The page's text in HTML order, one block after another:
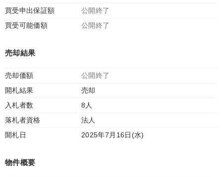
買受申出保証額
公開終了
買受可能価額
公開終了
売却結果
売却価額
公開終了
開札結果
売却
入札者数
8人
落札者資格
法人
開札日
2025年7月16日(水)
物件概要